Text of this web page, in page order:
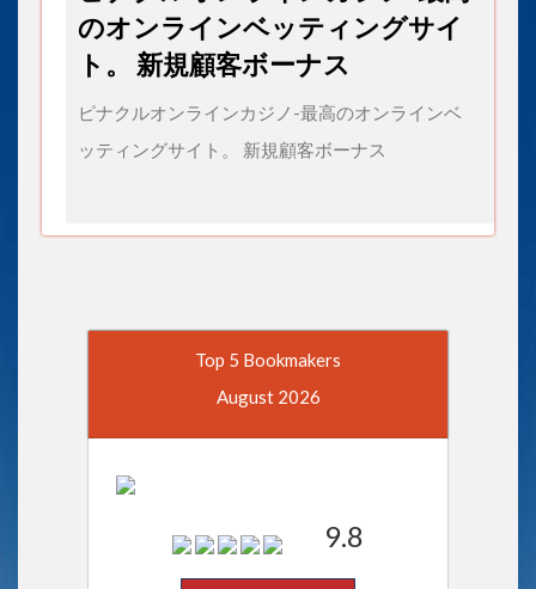
のオンラインベッティングサイ
ト。 新規顧客ボーナス
ピナクルオンラインカジノ-最高のオンラインベ
ッティングサイト。 新規顧客ボーナス
Top 5 Bookmakers
August 2026
9.8